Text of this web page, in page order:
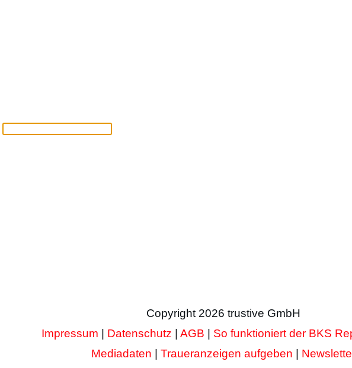
Copyright 2026 trustive GmbH
Impressum | Datenschutz | AGB | So funktioniert der BKS
Mediadaten | Traueranzeigen aufgeben |